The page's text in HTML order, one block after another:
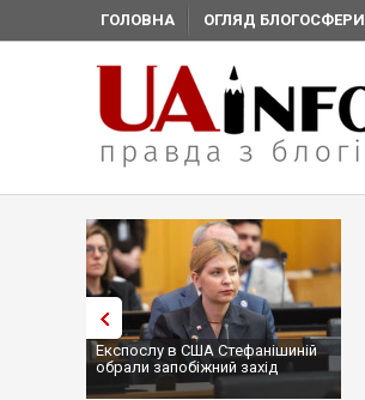
ГОЛОВНА ОГЛЯД БЛОГОСФЕРИ
Експослу в США Стефанішиній
обрали запобіжний захід